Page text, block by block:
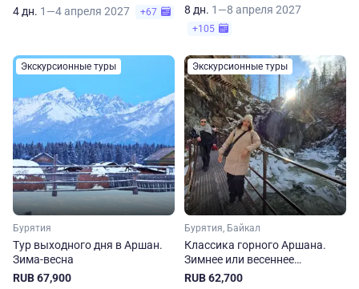
4 дн. 1—4 апреля 2027 +67
8 дн. 1—8 апреля 2027
+105
Экскурсионные туры
Бурятия
Тур выходного дня в Аршан.
Зима-весна
RUB 67,900
Экскурсионные туры
Бурятия, Байкал
Классика горного Аршана.
Зимнее или весеннее
путешествие
RUB 62,700